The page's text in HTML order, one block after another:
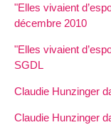
"Elles vivaient
décembre 2010
"Elles vivaient
SGDL
Claudie Hunzinger
Claudie Hunzinger